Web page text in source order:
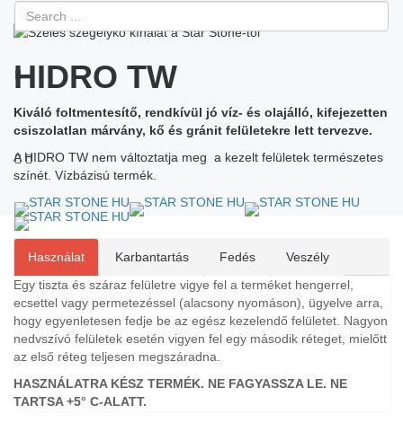
HIDRO TW
Kiváló foltmentesítő, rendkívül jó víz- és olajálló, kifejezetten
csiszolatlan márvány, kő és gránit felületekre lett tervezve.
A HIDRO TW nem változtatja meg a kezelt felületek természetes
színét. Vízbázisú termék.
Használat Karbantartás Fedés
Veszély
Egy tiszta és száraz felületre vigye fel a terméket hengerrel,
ecsettel vagy permetezéssel (alacsony nyomáson), ügyelve arra,
hogy egyenletesen fedje be az egész kezelendő felületet. Nagyon
nedvszívó felületek esetén vigyen fel egy második réteget, mielőtt
az első réteg teljesen megszáradna.
HASZNÁLATRA KÉSZ TERMÉK. NE FAGYASSZA LE. NE
TARTSA +5° C-ALATT.